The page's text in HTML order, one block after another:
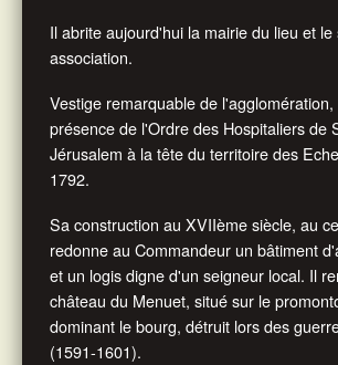
Il abrite aujourd'hui la mairie du lieu et
association.
Vestige remarquable de
présence de l'Ordre des Hospitaliers de
Jérusalem à la tête du territoire des
1792.
Sa construction au XVIIème siècle, au
redonne au Commandeur un bâtiment
et un logis digne d'un seigneur local. Il
château du Menuet, situé sur le
dominant le bourg, détruit lors des
(1591-1601).